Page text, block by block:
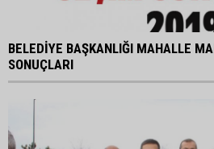
BELEDİYE BAŞKANLIĞI MAHALLE
SONUÇLARI